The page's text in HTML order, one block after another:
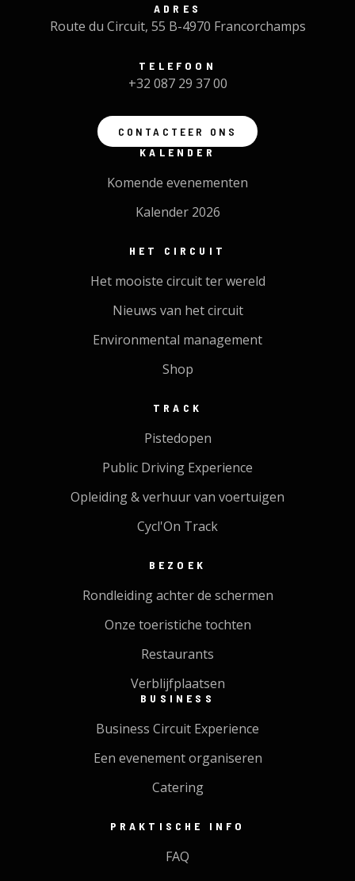
ADRES
Route du Circuit, 55 B-4970 Francorchamps
TELEFOON
+32 087 29 37 00
CONTACTEER ONS
KALENDER
Komende evenementen
Kalender 2026
HET CIRCUIT
Het mooiste circuit ter wereld
Nieuws van het circuit
Environmental management
Shop
TRACK
Pistedopen
Public Driving Experience
Opleiding & verhuur van voertuigen
Cycl'On Track
BEZOEK
Rondleiding achter de schermen
Onze toeristiche tochten
Restaurants
Verblijfplaatsen
BUSINESS
Business Circuit Experience
Een evenement organiseren
Catering
PRAKTISCHE INFO
FAQ